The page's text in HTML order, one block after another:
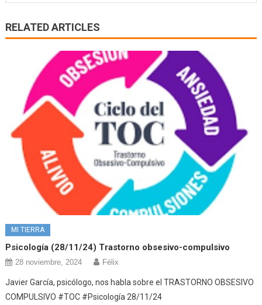
RELATED ARTICLES
MI TIERRA
Psicología (28/11/24) Trastorno obsesivo-compulsivo
28 noviembre, 2024 Félix
Javier García, psicólogo, nos habla sobre el TRASTORNO OBSESIVO
COMPULSIVO #TOC #Psicología 28/11/24